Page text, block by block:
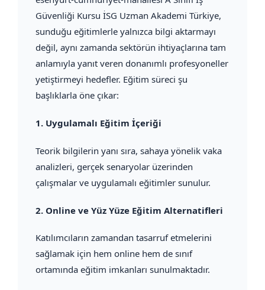
Güvenliği Kursu İSG Uzman Akademi Türkiye,
sunduğu eğitimlerle yalnızca bilgi aktarmayı
değil, aynı zamanda sektörün ihtiyaçlarına tam
anlamıyla yanıt veren donanımlı profesyoneller
yetiştirmeyi hedefler. Eğitim süreci şu
başlıklarla öne çıkar:
1. Uygulamalı Eğitim İçeriği
Teorik bilgilerin yanı sıra, sahaya yönelik vaka
analizleri, gerçek senaryolar üzerinden
çalışmalar ve uygulamalı eğitimler sunulur.
2. Online ve Yüz Yüze Eğitim Alternatifleri
Katılımcıların zamandan tasarruf etmelerini
sağlamak için hem online hem de sınıf
ortamında eğitim imkanları sunulmaktadır.